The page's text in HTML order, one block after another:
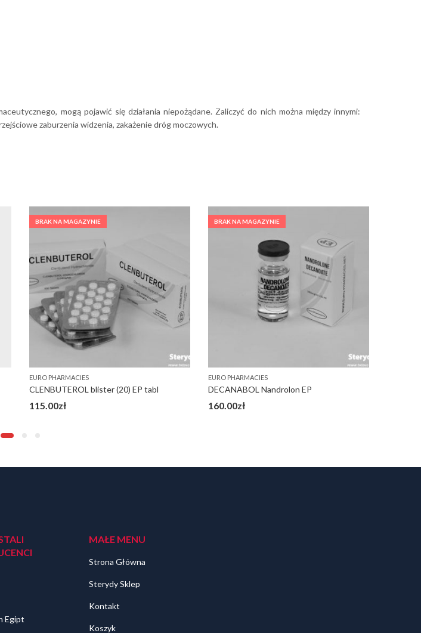
mogą pojawić się działania niepożądane. Zaliczyć do nich można między innymi:
zaburzenia widzenia, zakażenie dróg moczowych.
BRAK NA MAGAZYNIE
EURO PHARMACIES
CLENBUTEROL blister (20) EP tabl
115.00zł
BRAK NA MAGAZYNIE
EURO PHARMACIES
DECANABOL Nandrolon EP
160.00zł
Egipt
MAŁE MENU
Strona Główna
Sterydy Sklep
Kontakt
Koszyk